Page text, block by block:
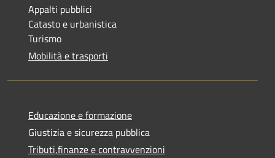
Appalti pubblici
Catasto e urbanistica
Turismo
Mobilità e trasporti
Educazione e formazione
Giustizia e sicurezza pubblica
Tributi,finanze e contravvenzioni